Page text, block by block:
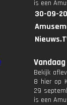
is een
30-09-
Bekijk
8 hier op
29
is een